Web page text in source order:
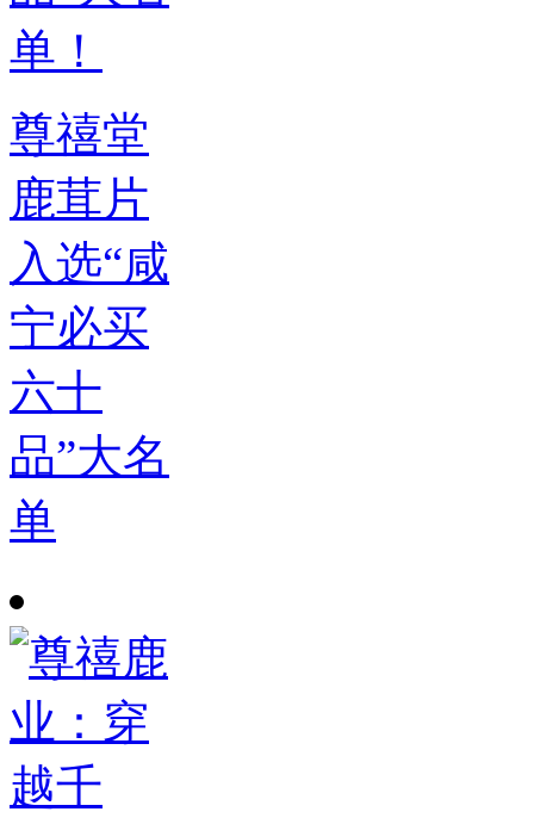
尊禧堂
鹿茸片
入选“咸
宁必买
六十
品”大名
单